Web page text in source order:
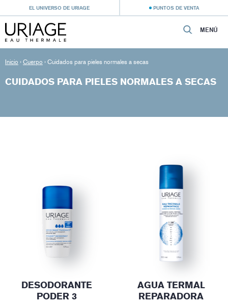
EL UNIVERSO DE URIAGE PUNTOS DE VENTA
MENÚ
Inicio › Cuerpo › Cuidados para pieles normales a secas
CUIDADOS PARA PIELES NORMALES A SECAS
DESODORANTE
PODER 3
AGUA TERMAL
REPARADORA